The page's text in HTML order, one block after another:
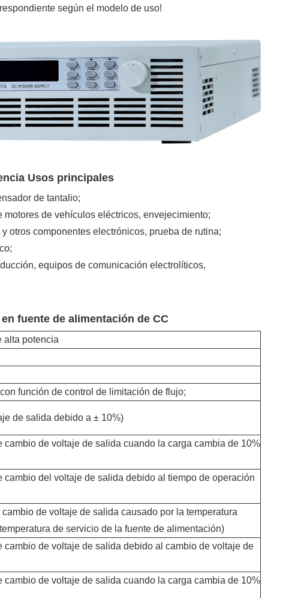
según el modelo de uso!
Usos principales
de tantalio;
de vehículos eléctricos, envejecimiento;
otros componentes electrónicos, prueba de rutina;
equipos de comunicación electrolíticos,
fuente de alimentación de CC
alta potencia
función de control de limitación de flujo;
de salida debido a ± 10%)
cambio de voltaje de salida cuando la carga cambia de 10%
cambio del voltaje de salida debido al tiempo de operación
de voltaje de salida causado por la temperatura
de servicio de la fuente de alimentación)
cambio de voltaje de salida debido al cambio de voltaje de
cambio de voltaje de salida cuando la carga cambia de 10%